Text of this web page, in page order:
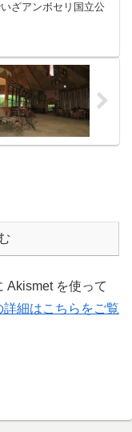
ざアンボセリ国立公
Akismet を使って
細はこちらをご覧